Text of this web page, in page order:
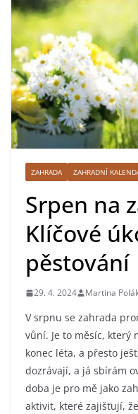
ZAHRADA ZAHRADNÍ
Srpen na
Klíčové
pěstování
29. 4. 2024 Martina
V srpnu se zahrada
vůní. Je to měsíc, který
konec léta, a přesto
dozrávají, a já sbírám
doba je pro mě jako
aktivit, které zajišťují,